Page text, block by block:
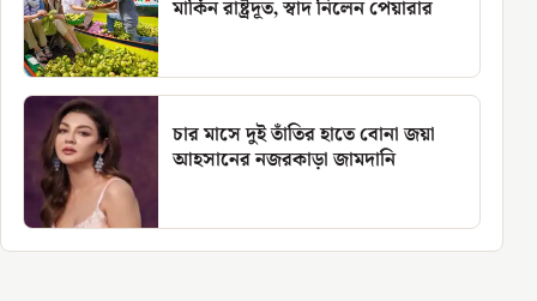
মার্কিন রাষ্ট্রদূত, স্বাদ নিলেন পেয়ারার
চার মাসে দুই তাঁতির হাতে বোনা জয়া
আহসানের নজরকাড়া জামদানি